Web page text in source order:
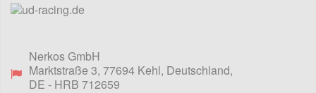
Nerkos GmbH
Marktstraße 3, 77694 Kehl, Deutschland,
DE - HRB 712659